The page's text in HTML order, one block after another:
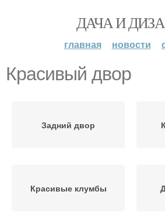
ДАЧА И
главная новости
Красивый двор
Задний двор
Красивые клумбы